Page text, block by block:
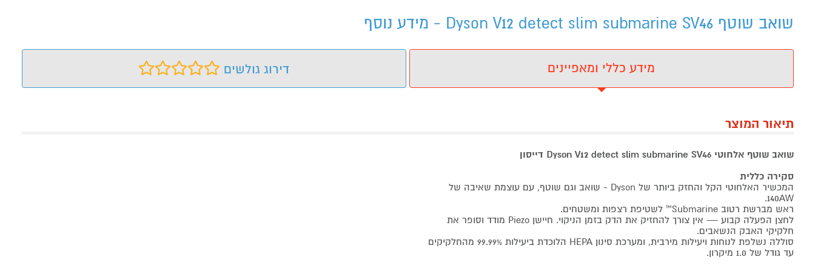
שואב שוטף Dyson V12 detect slim submarine SV46 - מידע נוסף
מידע כללי ומאפיינים דירוג גולשים
תיאור המוצר
שואב שוטף אלחוטי Dyson V12 detect slim submarine SV46 דייסון
סקירה כללית
המכשיר האלחוטי הקל והחזק ביותר של Dyson - שואב וגם שוטף, עם עוצמת שאיבה של
140AW.
ראש מברשת רטוב Submarine™ לשטיפת רצפות ומשטחים.
לחצן הפעלה קבוע — אין צורך להחזיק את הדק בזמן הניקוי. חיישן Piezo מודד וסופר את
חלקיקי האבק הנשאבים.
סוללה נשלפת לנוחות ויעילות מירבית, ומערכת סינון HEPA הלוכדת ביעילות 99.99% מהחלקיקים
עד גודל של 1.0 מיקרון.